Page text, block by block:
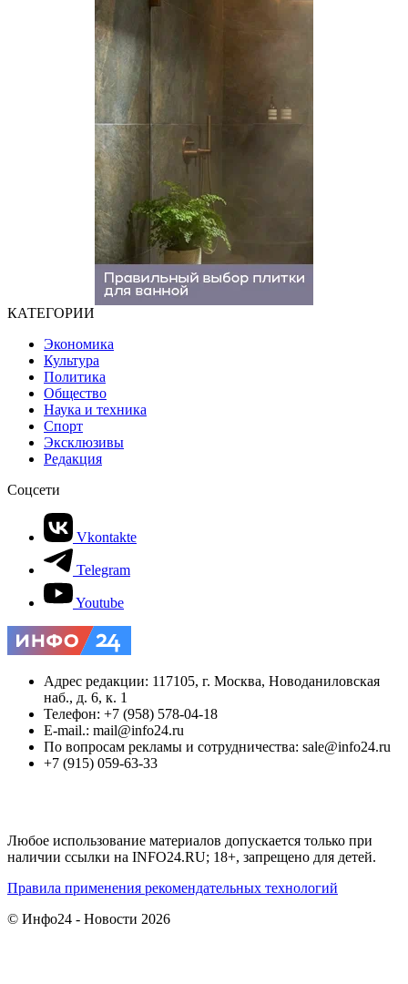
КАТЕГОРИИ
Экономика
Культура
Политика
Общество
Наука и техника
Спорт
Эксклюзивы
Редакция
Соцсети
Vkontakte
Telegram
Youtube
Адрес редакции: 117105, г. Москва, Новоданиловская
наб., д. 6, к. 1
Телефон: +7 (958) 578-04-18
E-mail.: mail@info24.ru
По вопросам рекламы и сотрудничества: sale@info24.ru
+7 (915) 059-63-33
Любое использование материалов допускается только при
наличии ссылки на INFO24.RU; 18+, запрещено для детей.
Правила применения рекомендательных технологий
© Инфо24 - Новости 2026